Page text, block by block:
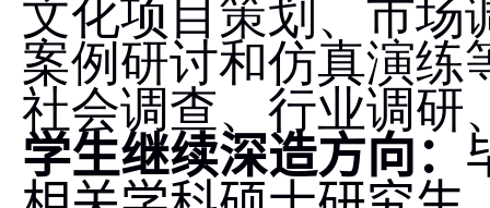
文化项目策划、市场
案例研讨和仿真演练
社会调查、行业调研
学生继续深造方向：